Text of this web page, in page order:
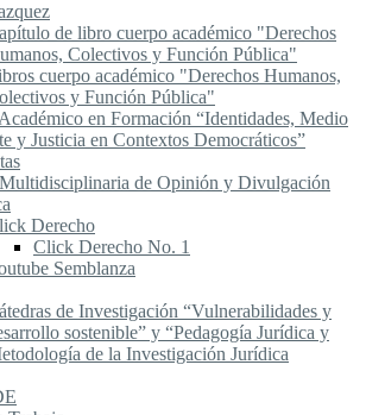
de libro cuerpo académico "Derechos
Colectivos y Función Pública"
cuerpo académico "Derechos Humanos,
y Función Pública"
en Formación “Identidades, Medio
y Justicia en Contextos Democráticos”
de Opinión y Divulgación
Derecho
Click Derecho No. 1
Semblanza
de Investigación “Vulnerabilidades y
sostenible” y “Pedagogía Jurídica y
de la Investigación Jurídica